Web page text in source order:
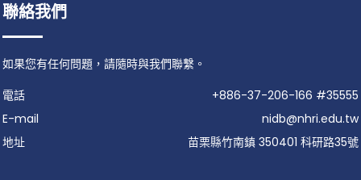
聯絡我們
如果您有任何問題，請隨時與我們聯繫。
電話
+886-37-206-166 #35555
E-mail
nidb@nhri.edu.tw
地址
苗栗縣竹南鎮 350401 科研路35號